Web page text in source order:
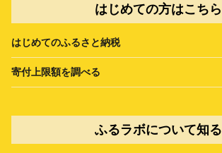
はじめての方はこちら
はじめてのふるさと納税
寄付上限額を調べる
ふるラボについて知る